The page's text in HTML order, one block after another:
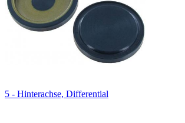
5 - Hinterachse, Differential